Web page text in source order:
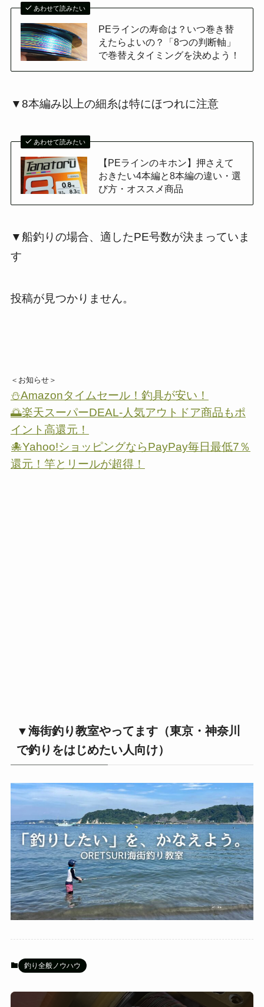
あわせて読みたい
PEラインの寿命は？いつ巻き替
えたらよいの？「8つの判断軸」
で巻替えタイミングを決めよう！
▼8本編み以上の細糸は特にほつれに注意
あわせて読みたい
【PEラインのキホン】押さえて
おきたい4本編と8本編の違い・選
び方・オススメ商品
▼船釣りの場合、適したPE号数が決まっていま
す
投稿が見つかりません。
＜お知らせ＞
⛄Amazonタイムセール！釣具が安い！
🌅楽天スーパーDEAL-人気アウトドア商品もポ
イント高還元！
🐙Yahoo!ショッピングならPayPay毎日最低7％
還元！竿とリールが超得！
▼海街釣り教室やってます（東京・神奈川
で釣りをはじめたい人向け）
釣り全般ノウハウ